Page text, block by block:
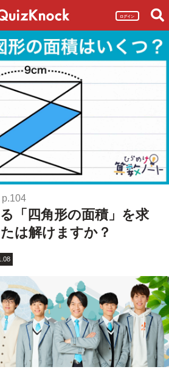
ログイン
「四角形の面積」を求
は解けますか？